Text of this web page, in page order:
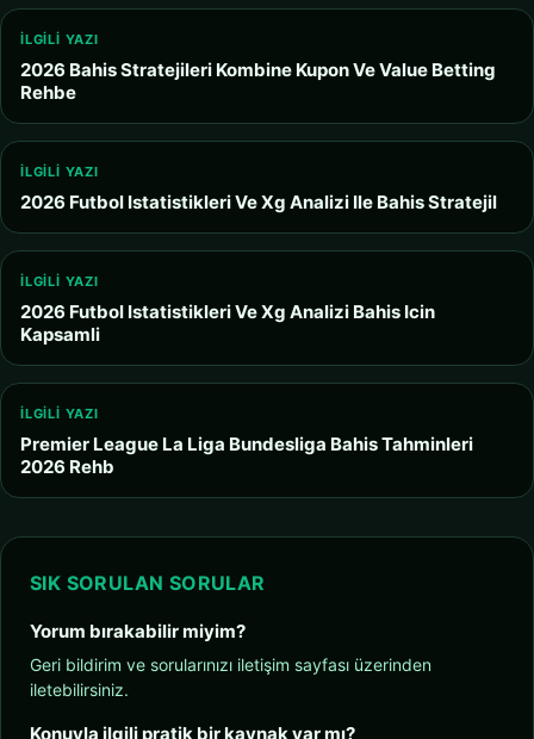
İLGILI YAZI
2026 Bahis Stratejileri Kombine Kupon Ve Value Betting
Rehbe
İLGILI YAZI
2026 Futbol Istatistikleri Ve Xg Analizi Ile Bahis Stratejil
İLGILI YAZI
2026 Futbol Istatistikleri Ve Xg Analizi Bahis Icin
Kapsamli
İLGILI YAZI
Premier League La Liga Bundesliga Bahis Tahminleri
2026 Rehb
SIK SORULAN SORULAR
Yorum bırakabilir miyim?
Geri bildirim ve sorularınızı iletişim sayfası üzerinden
iletebilirsiniz.
Konuyla ilgili pratik bir kaynak var mı?